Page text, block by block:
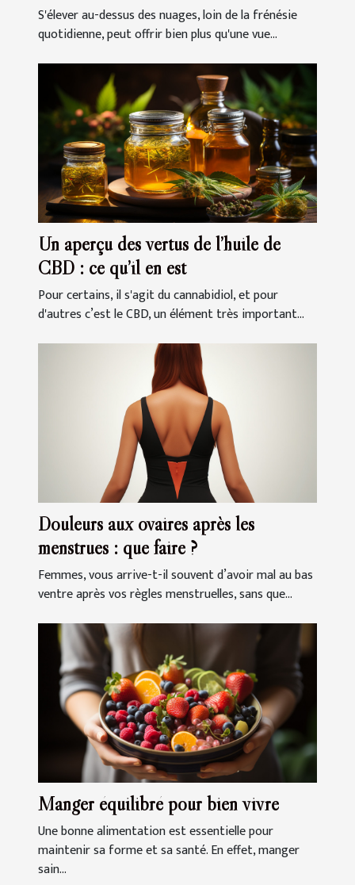
S'élever au-dessus des nuages, loin de la frénésie
quotidienne, peut offrir bien plus qu'une vue...
Un aperçu des vertus de l’huile de
CBD : ce qu’il en est
Pour certains, il s'agit du cannabidiol, et pour
d'autres c’est le CBD, un élément très important...
Douleurs aux ovaires après les
menstrues : que faire ?
Femmes, vous arrive-t-il souvent d’avoir mal au bas
ventre après vos règles menstruelles, sans que...
Manger équilibré pour bien vivre
Une bonne alimentation est essentielle pour
maintenir sa forme et sa santé. En effet, manger
sain...